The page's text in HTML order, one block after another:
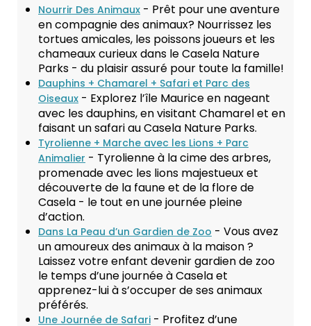
Nourrir Des Animaux - Prêt pour une aventure
en compagnie des animaux? Nourrissez les
tortues amicales, les poissons joueurs et les
chameaux curieux dans le Casela Nature
Parks - du plaisir assuré pour toute la famille!
Dauphins + Chamarel + Safari et Parc des
Oiseaux - Explorez l’île Maurice en nageant
avec les dauphins, en visitant Chamarel et en
faisant un safari au Casela Nature Parks.
Tyrolienne + Marche avec les Lions + Parc
Animalier - Tyrolienne à la cime des arbres,
promenade avec les lions majestueux et
découverte de la faune et de la flore de
Casela - le tout en une journée pleine
d’action.
Dans La Peau d’un Gardien de Zoo - Vous avez
un amoureux des animaux à la maison ?
Laissez votre enfant devenir gardien de zoo
le temps d’une journée à Casela et
apprenez-lui à s’occuper de ses animaux
préférés.
Une Journée de Safari - Profitez d’une